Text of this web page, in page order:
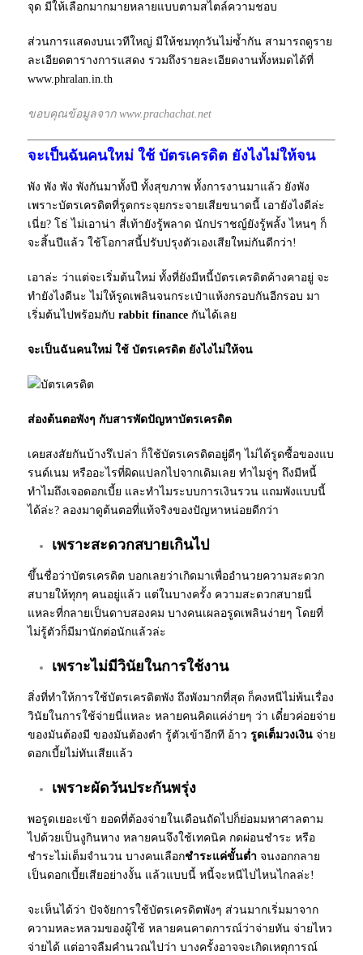
จุด มีให้เลือกมากมายหลายแบบตามสไตล์ความชอบ
ส่วนการแสดงบนเวทีใหญ่ มีให้ชมทุกวันไม่ซ้ำกัน สามารถดูราย
ละเอียดตารางการแสดง รวมถึงรายละเอียดงานทั้งหมดได้ที่
www.phralan.in.th
ขอบคุณข้อมูลจาก www.prachachat.net
จะเป็นฉันคนใหม่ ใช้ บัตรเครดิต ยังไงไม่ให้จน
พัง พัง พัง พังกันมาทั้งปี ทั้งสุขภาพ ทั้งการงานมาแล้ว ยังพัง
เพราะบัตรเครดิตที่รูดกระจุยกระจายเสียขนาดนี้ เอายังไงดีล่ะ
เนี่ย? โธ่ ไม่เอาน่า สี่เท้ายังรู้พลาด นักปราชญ์ยังรู้พลั้ง ไหนๆ ก็
จะสิ้นปีแล้ว ใช้โอกาสนี้ปรับปรุงตัวเองเสียใหม่กันดีกว่า!
เอาล่ะ ว่าแต่จะเริ่มต้นใหม่ ทั้งที่ยังมีหนี้บัตรเครดิตค้างคาอยู่ จะ
ทำยังไงดีนะ ไม่ให้รูดเพลินจนกระเป๋าแห้งกรอบกันอีกรอบ มา
เริ่มต้นไปพร้อมกับ rabbit finance กันได้เลย
จะเป็นฉันคนใหม่ ใช้ บัตรเครดิต ยังไงไม่ให้จน
ส่องต้นตอพังๆ กับสารพัดปัญหาบัตรเครดิต
เคยสงสัยกันบ้างรึเปล่า ก็ใช้บัตรเครดิตอยู่ดีๆ ไม่ได้รูดซื้อของแบ
รนด์เนม หรืออะไรที่ผิดแปลกไปจากเดิมเลย ทำไมจู่ๆ ถึงมีหนี้
ทำไมถึงเจอดอกเบี้ย และทำไมระบบการเงินรวน แถมพังแบบนี้
ได้ล่ะ? ลองมาดูต้นตอที่แท้จริงของปัญหาหน่อยดีกว่า
เพราะสะดวกสบายเกินไป
ขึ้นชื่อว่าบัตรเครดิต บอกเลยว่าเกิดมาเพื่ออำนวยความสะดวก
สบายให้ทุกๆ คนอยู่แล้ว แต่ในบางครั้ง ความสะดวกสบายนี่
แหละที่กลายเป็นดาบสองคม บางคนเผลอรูดเพลินง่ายๆ โดยที่
ไม่รู้ตัวก็มีมานักต่อนักแล้วล่ะ
เพราะไม่มีวินัยในการใช้งาน
สิ่งที่ทำให้การใช้บัตรเครดิตพัง ถึงพังมากที่สุด ก็คงหนีไม่พ้นเรื่อง
วินัยในการใช้จ่ายนี่แหละ หลายคนคิดแค่ง่ายๆ ว่า เดี๋ยวค่อยจ่าย
ของมันต้องมี ของมันต้องตำ รู้ตัวเข้าอีกที อ้าว รูดเต็มวงเงิน จ่าย
ดอกเบี้ยไม่ทันเสียแล้ว
เพราะผัดวันประกันพรุ่ง
พอรูดเยอะเข้า ยอดที่ต้องจ่ายในเดือนถัดไปก็ย่อมมหาศาลตาม
ไปด้วยเป็นงูกินหาง หลายคนจึงใช้เทคนิค กดผ่อนชำระ หรือ
ชำระไม่เต็มจำนวน บางคนเลือกชำระแค่ขั้นต่ำ จนงอกกลาย
เป็นดอกเบี้ยเสียอย่างงั้น แล้วแบบนี้ หนี้จะหนีไปไหนไกลล่ะ!
จะเห็นได้ว่า ปัจจัยการใช้บัตรเครดิตพังๆ ส่วนมากเริ่มมาจาก
ความหละหลวมของผู้ใช้ หลายคนคาดการณ์ว่าจ่ายทัน จ่ายไหว
จ่ายได้ แต่อาจลืมคำนวณไปว่า บางครั้งอาจจะเกิดเหตุการณ์